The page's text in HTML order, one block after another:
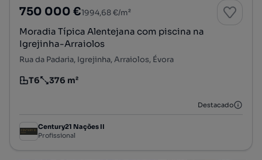
750 000 €1994,68 €/m²
Moradia Típica Alentejana com piscina na
Igrejinha-Arraiolos
Rua da Padaria, Igrejinha, Arraiolos, Évora
Tipologia
T6
Preço por metro quadrado
376 m²
Destacado
Century21 Nações II
Profissional